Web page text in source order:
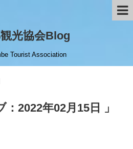
光協会Blog
Tourist Association
：2022年02月15日 」